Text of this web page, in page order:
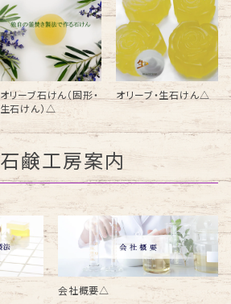
オリーブ石けん（固形・
生石けん）△
オリーブ・生石けん△
石鹸工房案内
会社概要△